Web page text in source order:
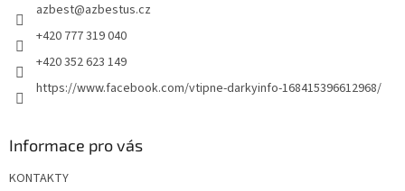
azbest@azbestus.cz
+420 777 319 040
+420 352 623 149
https://www.facebook.com/vtipne-darkyinfo-168415396612968/
Informace pro vás
KONTAKTY